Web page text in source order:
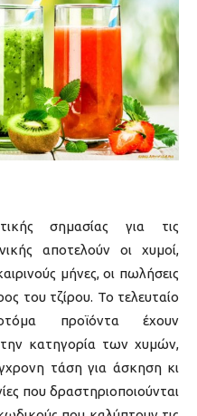
σημασίας για τις
αποτελούν οι χυμοί,
μήνες, οι πωλήσεις
του τζίρου. Το τελευταίο
προϊόντα έχουν
κατηγορία των χυμών,
τάση για άσκηση κι
που δραστηριοποιούνται